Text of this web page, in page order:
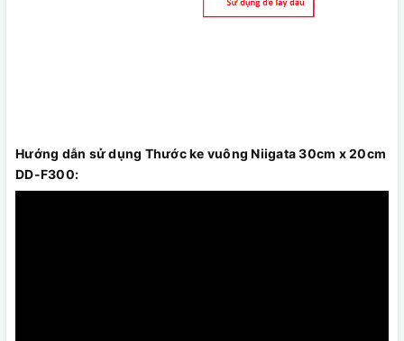
Hướng dẫn sử dụng Thước ke vuông Niigata 30cm x 20cm
DD-F300: